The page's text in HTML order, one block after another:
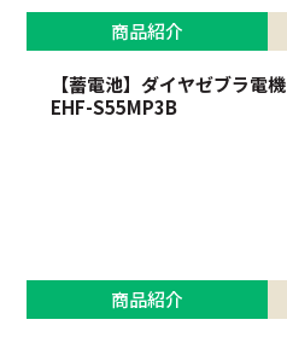
商品紹介
【蓄電池】ダイヤゼブラ電機
EHF-S55MP3B
商品紹介